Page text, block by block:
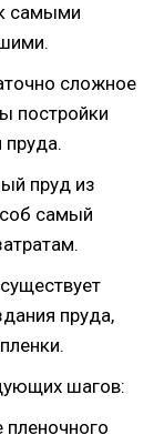
самыми
сложное
постройки
пруда.
пруд из
самый
пруда,
шагов:
пленочного